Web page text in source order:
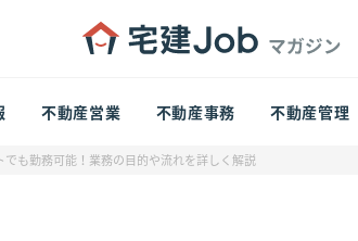
不動産営業 不動産事務 不動産管理
も勤務可能！業務の目的や流れを詳しく解説